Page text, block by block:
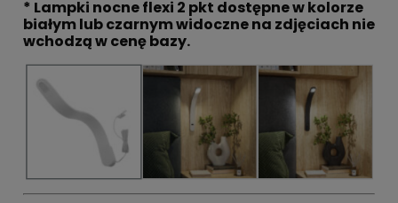
* Lampki nocne flexi 2 pkt dostępne w kolorze
białym lub czarnym widoczne na zdjęciach nie
wchodzą w cenę bazy.